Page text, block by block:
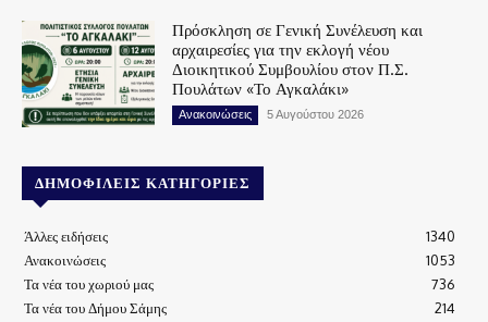
Πρόσκληση σε Γενική Συνέλευση και
αρχαιρεσίες για την εκλογή νέου
Διοικητικού Συμβουλίου στον Π.Σ.
Πουλάτων «Το Αγκαλάκι»
Ανακοινώσεις 5 Αυγούστου 2026
ΔΗΜΟΦΙΛΕΊΣ ΚΑΤΗΓΟΡΊΕΣ
Άλλες ειδήσεις
1340
Ανακοινώσεις
1053
Τα νέα του χωριού μας
736
Τα νέα του Δήμου Σάμης
214